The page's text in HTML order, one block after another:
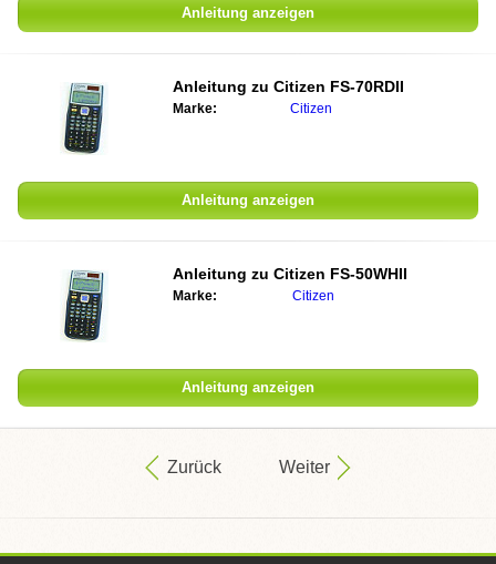
Anleitung anzeigen
Anleitung zu Citizen FS-70RDII
Marke: Citizen
Anleitung anzeigen
Anleitung zu Citizen FS-50WHII
Marke: Citizen
Anleitung anzeigen
Zurück Weiter